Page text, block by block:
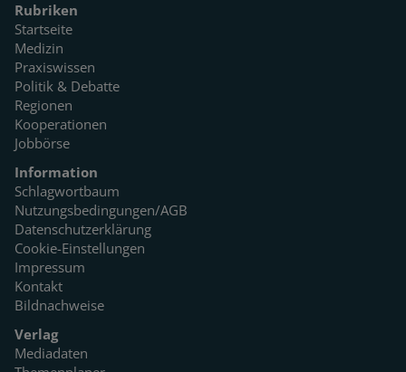
Rubriken
Startseite
Medizin
Praxiswissen
Politik & Debatte
Regionen
Kooperationen
Jobbörse
Information
Schlagwortbaum
Nutzungsbedingungen/AGB
Datenschutzerklärung
Cookie-Einstellungen
Impressum
Kontakt
Bildnachweise
Verlag
Mediadaten